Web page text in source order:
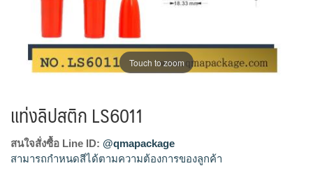
Touch to zoom
แท่งลิปสติก LS6011
สนใจสั่งซื้อ Line ID: @qmapackage
สามารถกำหนดสีได้ตามความต้องการของลูกค้า